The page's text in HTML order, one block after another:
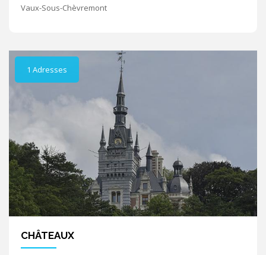
Vaux-Sous-Chèvremont
1 Adresses
CHÂTEAUX